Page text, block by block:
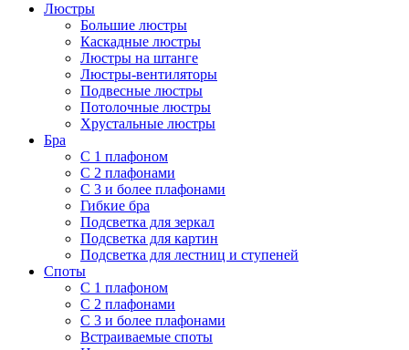
Люстры
Большие люстры
Каскадные люстры
Люстры на штанге
Люстры-вентиляторы
Подвесные люстры
Потолочные люстры
Хрустальные люстры
Бра
С 1 плафоном
С 2 плафонами
С 3 и более плафонами
Гибкие бра
Подсветка для зеркал
Подсветка для картин
Подсветка для лестниц и ступеней
Споты
С 1 плафоном
С 2 плафонами
С 3 и более плафонами
Встраиваемые споты